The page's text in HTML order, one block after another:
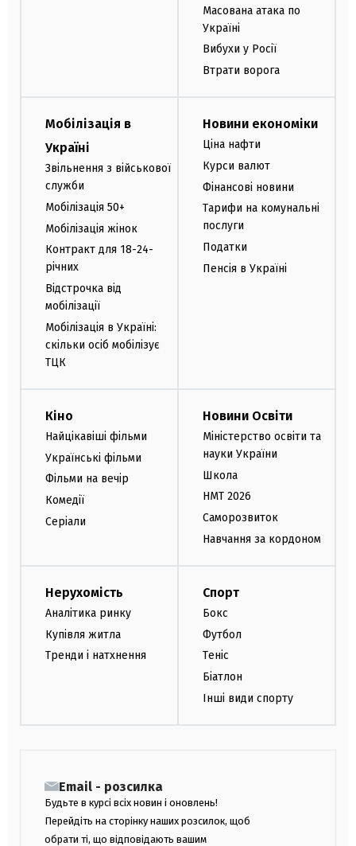
Масована атака по
Україні
Вибухи у Росії
Втрати ворога
Мобілізація в
Україні
Звільнення з військової
служби
Мобілізація 50+
Мобілізація жінок
Контракт для 18-24-
річних
Відстрочка від
мобілізації
Мобілізація в Україні:
скільки осіб мобілізує
ТЦК
Новини економіки
Ціна нафти
Курси валют
Фінансові новини
Тарифи на комунальні
послуги
Податки
Пенсія в Україні
Кіно
Найцікавіші фільми
Українські фільми
Фільми на вечір
Комедії
Серіали
Новини Освіти
Міністерство освіти та
науки України
Школа
НМТ 2026
Саморозвиток
Навчання за кордоном
Нерухомість
Аналітика ринку
Купівля житла
Тренди і натхнення
Спорт
Бокс
Футбол
Теніс
Біатлон
Інші види спорту
Email - розсилка
Будьте в курсі всіх новин і оновлень!
Перейдіть на сторінку наших розсилок, щоб
обрати ті, що відповідають вашим